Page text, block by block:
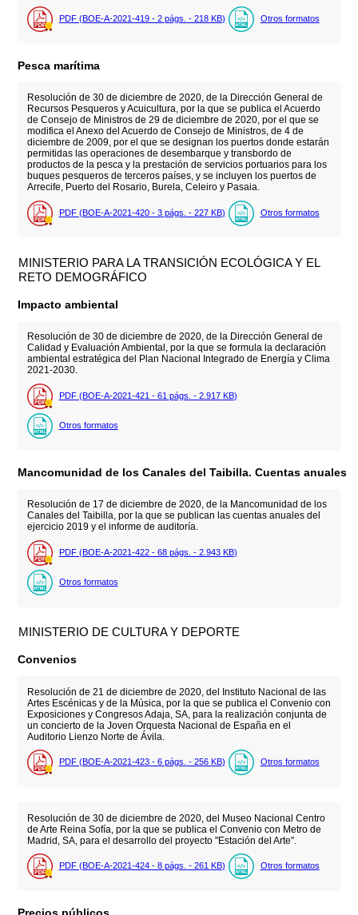
PDF (BOE-A-2021-419 - 2 págs. - 218 KB) Otros formatos
Pesca marítima
Resolución de 30 de diciembre de 2020, de la Dirección General de
Recursos Pesqueros y Acuicultura, por la que se publica el Acuerdo
de Consejo de Ministros de 29 de diciembre de 2020, por el que se
modifica el Anexo del Acuerdo de Consejo de Ministros, de 4 de
diciembre de 2009, por el que se designan los puertos donde estarán
permitidas las operaciones de desembarque y transbordo de
productos de la pesca y la prestación de servicios portuarios para los
buques pesqueros de terceros países, y se incluyen los puertos de
Arrecife, Puerto del Rosario, Burela, Celeiro y Pasaia.
PDF (BOE-A-2021-420 - 3 págs. - 227 KB) Otros formatos
MINISTERIO PARA LA TRANSICIÓN ECOLÓGICA Y EL
RETO DEMOGRÁFICO
Impacto ambiental
Resolución de 30 de diciembre de 2020, de la Dirección General de
Calidad y Evaluación Ambiental, por la que se formula la declaración
ambiental estratégica del Plan Nacional Integrado de Energía y Clima
2021-2030.
PDF (BOE-A-2021-421 - 61 págs. - 2.917 KB)
Otros formatos
Mancomunidad de los Canales del Taibilla. Cuentas anuales
Resolución de 17 de diciembre de 2020, de la Mancomunidad de los
Canales del Taibilla, por la que se publican las cuentas anuales del
ejercicio 2019 y el informe de auditoría.
PDF (BOE-A-2021-422 - 68 págs. - 2.943 KB)
Otros formatos
MINISTERIO DE CULTURA Y DEPORTE
Convenios
Resolución de 21 de diciembre de 2020, del Instituto Nacional de las
Artes Escénicas y de la Música, por la que se publica el Convenio con
Exposiciones y Congresos Adaja, SA, para la realización conjunta de
un concierto de la Joven Orquesta Nacional de España en el
Auditorio Lienzo Norte de Ávila.
PDF (BOE-A-2021-423 - 6 págs. - 256 KB) Otros formatos
Resolución de 30 de diciembre de 2020, del Museo Nacional Centro
de Arte Reina Sofía, por la que se publica el Convenio con Metro de
Madrid, SA, para el desarrollo del proyecto "Estación del Arte".
PDF (BOE-A-2021-424 - 8 págs. - 261 KB) Otros formatos